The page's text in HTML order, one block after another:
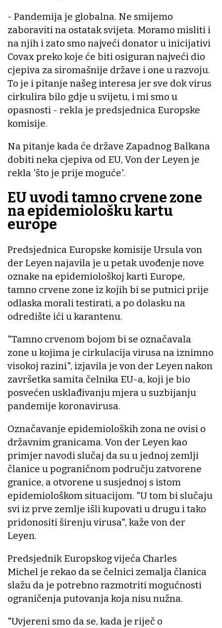
- Pandemija je globalna. Ne smijemo
zaboraviti na ostatak svijeta. Moramo misliti i
na njih i zato smo najveći donator u inicijativi
Covax preko koje će biti osiguran najveći dio
cjepiva za siromašnije države i one u razvoju.
To je i pitanje našeg interesa jer sve dok virus
cirkulira bilo gdje u svijetu, i mi smo u
opasnosti - rekla je predsjednica Europske
komisije.
Na pitanje kada će države Zapadnog Balkana
dobiti neka cjepiva od EU, Von der Leyen je
rekla 'što je prije moguće'.
EU uvodi tamno crvene zone
na epidemiološku kartu
europe
Predsjednica Europske komisije Ursula von
der Leyen najavila je u petak uvođenje nove
oznake na epidemiološkoj karti Europe,
tamno crvene zone iz kojih bi se putnici prije
odlaska morali testirati, a po dolasku na
odredište ići u karantenu.
"Tamno crvenom bojom bi se označavala
zone u kojima je cirkulacija virusa na iznimno
visokoj razini", izjavila je von der Leyen nakon
završetka samita čelnika EU-a, koji je bio
posvećen usklađivanju mjera u suzbijanju
pandemije koronavirusa.
Označavanje epidemioloških zona ne ovisi o
državnim granicama. Von der Leyen kao
primjer navodi slučaj da su u jednoj zemlji
članice u pograničnom području zatvorene
granice, a otvorene u susjednoj s istom
epidemiološkom situacijom. "U tom bi slučaju
svi iz prve zemlje išli kupovati u drugu i tako
pridonositi širenju virusa", kaže von der
Leyen.
Predsjednik Europskog vijeća Charles
Michel je rekao da se čelnici zemalja članica
slažu da je potrebno razmotriti mogućnosti
ograničenja putovanja koja nisu nužna.
"Uvjereni smo da se, kada je riječ o